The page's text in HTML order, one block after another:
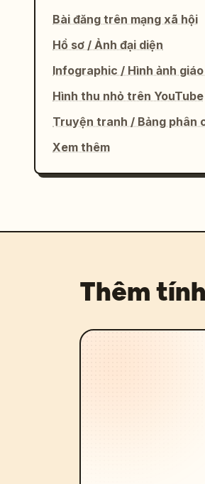
Bài đăng trên mạng xã hội
Hồ sơ / Ảnh đại diện
Infographic / Hình ảnh
Hình thu nhỏ trên YouTube
Truyện tranh / Bảng phân
Xem thêm
Thêm